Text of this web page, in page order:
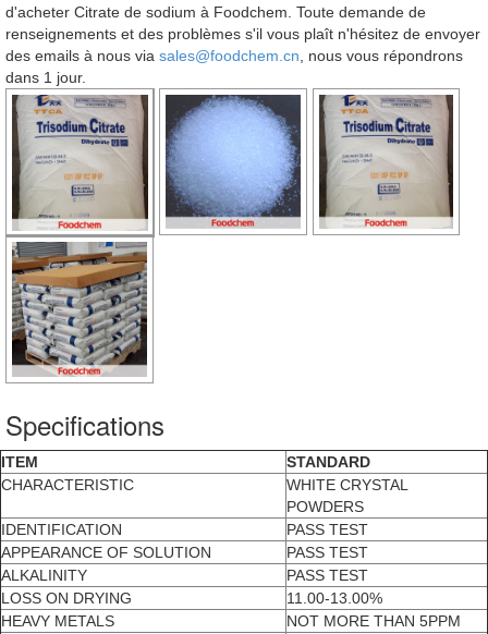
d'acheter Citrate de sodium à Foodchem. Toute demande de
renseignements et des problèmes s'il vous plaît n'hésitez de envoyer
des emails à nous via sales@foodchem.cn , nous vous répondrons
dans 1 jour.
Specifications
ITEM
STANDARD
CHARACTERISTIC
WHITE CRYSTAL
POWDERS
IDENTIFICATION
PASS TEST
APPEARANCE OF SOLUTION
PASS TEST
ALKALINITY
PASS TEST
LOSS ON DRYING
11.00-13.00%
HEAVY METALS
NOT MORE THAN 5PPM